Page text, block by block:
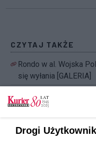
CZYTAJ TAKŻE
Rondo w al. Wojska
się wyłania [GALERIA]
straconego czasu
Komisja Europejska
Drogi